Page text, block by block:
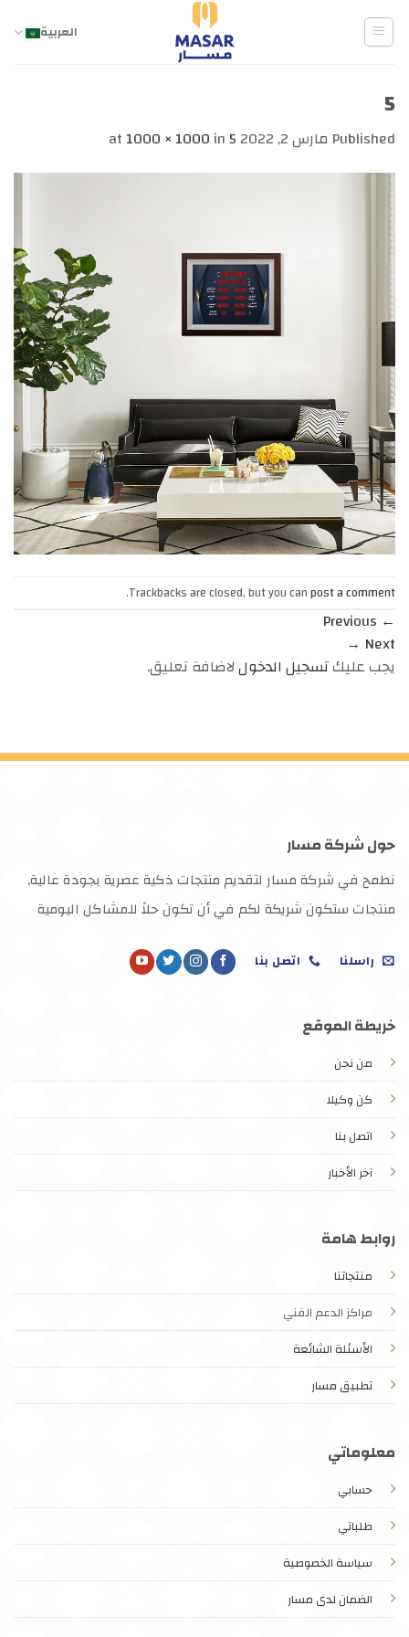
Skip
content
العربية
5
Published مارس 2, 2022 1000 × 1000 in5
Trackbacks are closed, but you canpost a comment
.
←
Next
→
يجب عليكتسجيل الدخوللاضافة تعليق.
حول شركة مسار
نطمح في شركة مسار لتقديم منتجات ذكية عصرية بجودة عالية,
منتجات ستكون شريكة لكم في أن تكون حلاً للمشاكل اليومية
راسلنا اتصل بنا
خريطة الموقع
من نحن
كن وكيلا
اتصل بنا
آخر الأخبار
روابط هامة
منتجاتنا
مراكز الدعم الفني
الأسئلة الشائعة
تطبيق مسار
معلوماتي
حسابي
طلباتي
سياسة الخصوصية
الضمان لدى مسار